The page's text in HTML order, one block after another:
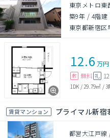
東京メトロ
築9年 / 4階建
東京都新宿区
12.6 万円
敷 無料 礼
1DK / 29.79㎡ /3
賃貸マンション プライマル新宿
都営大江戸線